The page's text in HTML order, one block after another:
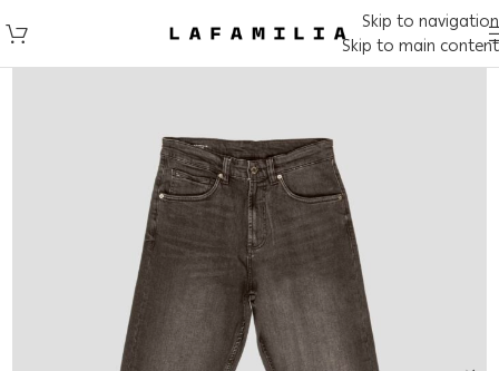
Skip to navigation
Skip to main content